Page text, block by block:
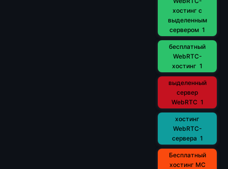
хостинг с
выделенным
сервером 1
бесплатный
WebRTC-
хостинг 1
выделенный
сервер
WebRTC 1
хостинг
WebRTC-
сервера 1
Бесплатный
хостинг MC